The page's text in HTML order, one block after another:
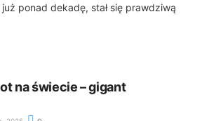
ponad dekadę, stał się prawdziwą
blisko...
na świecie – gigant